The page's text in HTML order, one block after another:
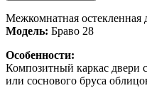
Межкомнатная остекленная
Модель: Браво 28
Особенности:
Композитный каркас
или соснового бруса